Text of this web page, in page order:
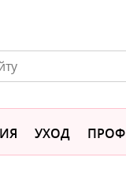
УХОД ПРОФ